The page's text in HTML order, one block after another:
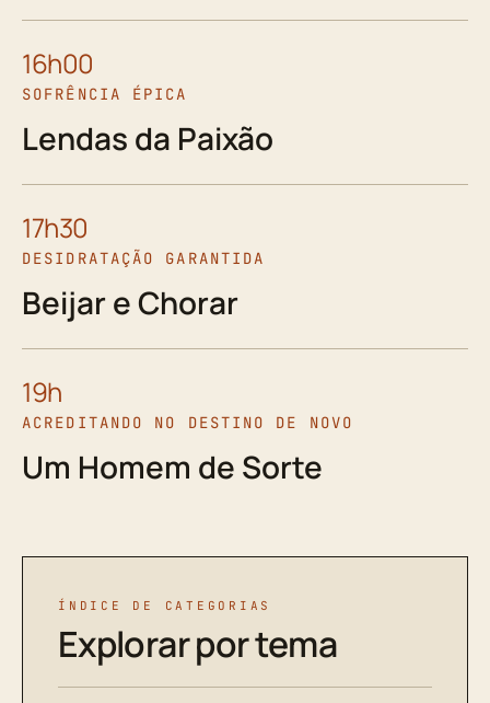
16h00
SOFRÊNCIA ÉPICA
Lendas da Paixão
17h30
DESIDRATAÇÃO GARANTIDA
Beijar e Chorar
19h
ACREDITANDO NO DESTINO DE NOVO
Um Homem de Sorte
ÍNDICE DE CATEGORIAS
Explorar por tema